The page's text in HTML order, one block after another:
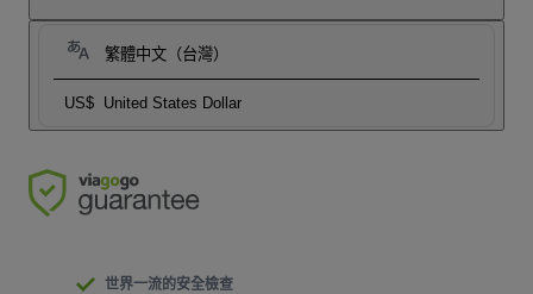
繁體中文（台灣）
US$ United States Dollar
世界一流的安全檢查